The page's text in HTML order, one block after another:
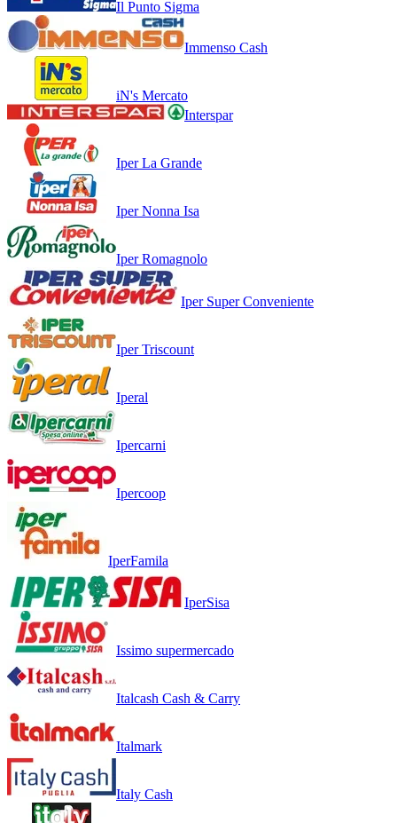
Il Punto Sigma
Immenso Cash
iN's Mercato
Interspar
Iper La Grande
Iper Nonna Isa
Iper Romagnolo
Iper Super Conveniente
Iper Triscount
Iperal
Ipercarni
Ipercoop
IperFamila
IperSisa
Issimo supermercado
Italcash Cash & Carry
Italmark
Italy Cash